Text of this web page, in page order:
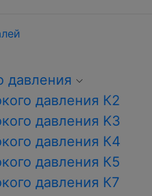
давления
давления К2
давления K3
давления К4
давления К5
давления К7